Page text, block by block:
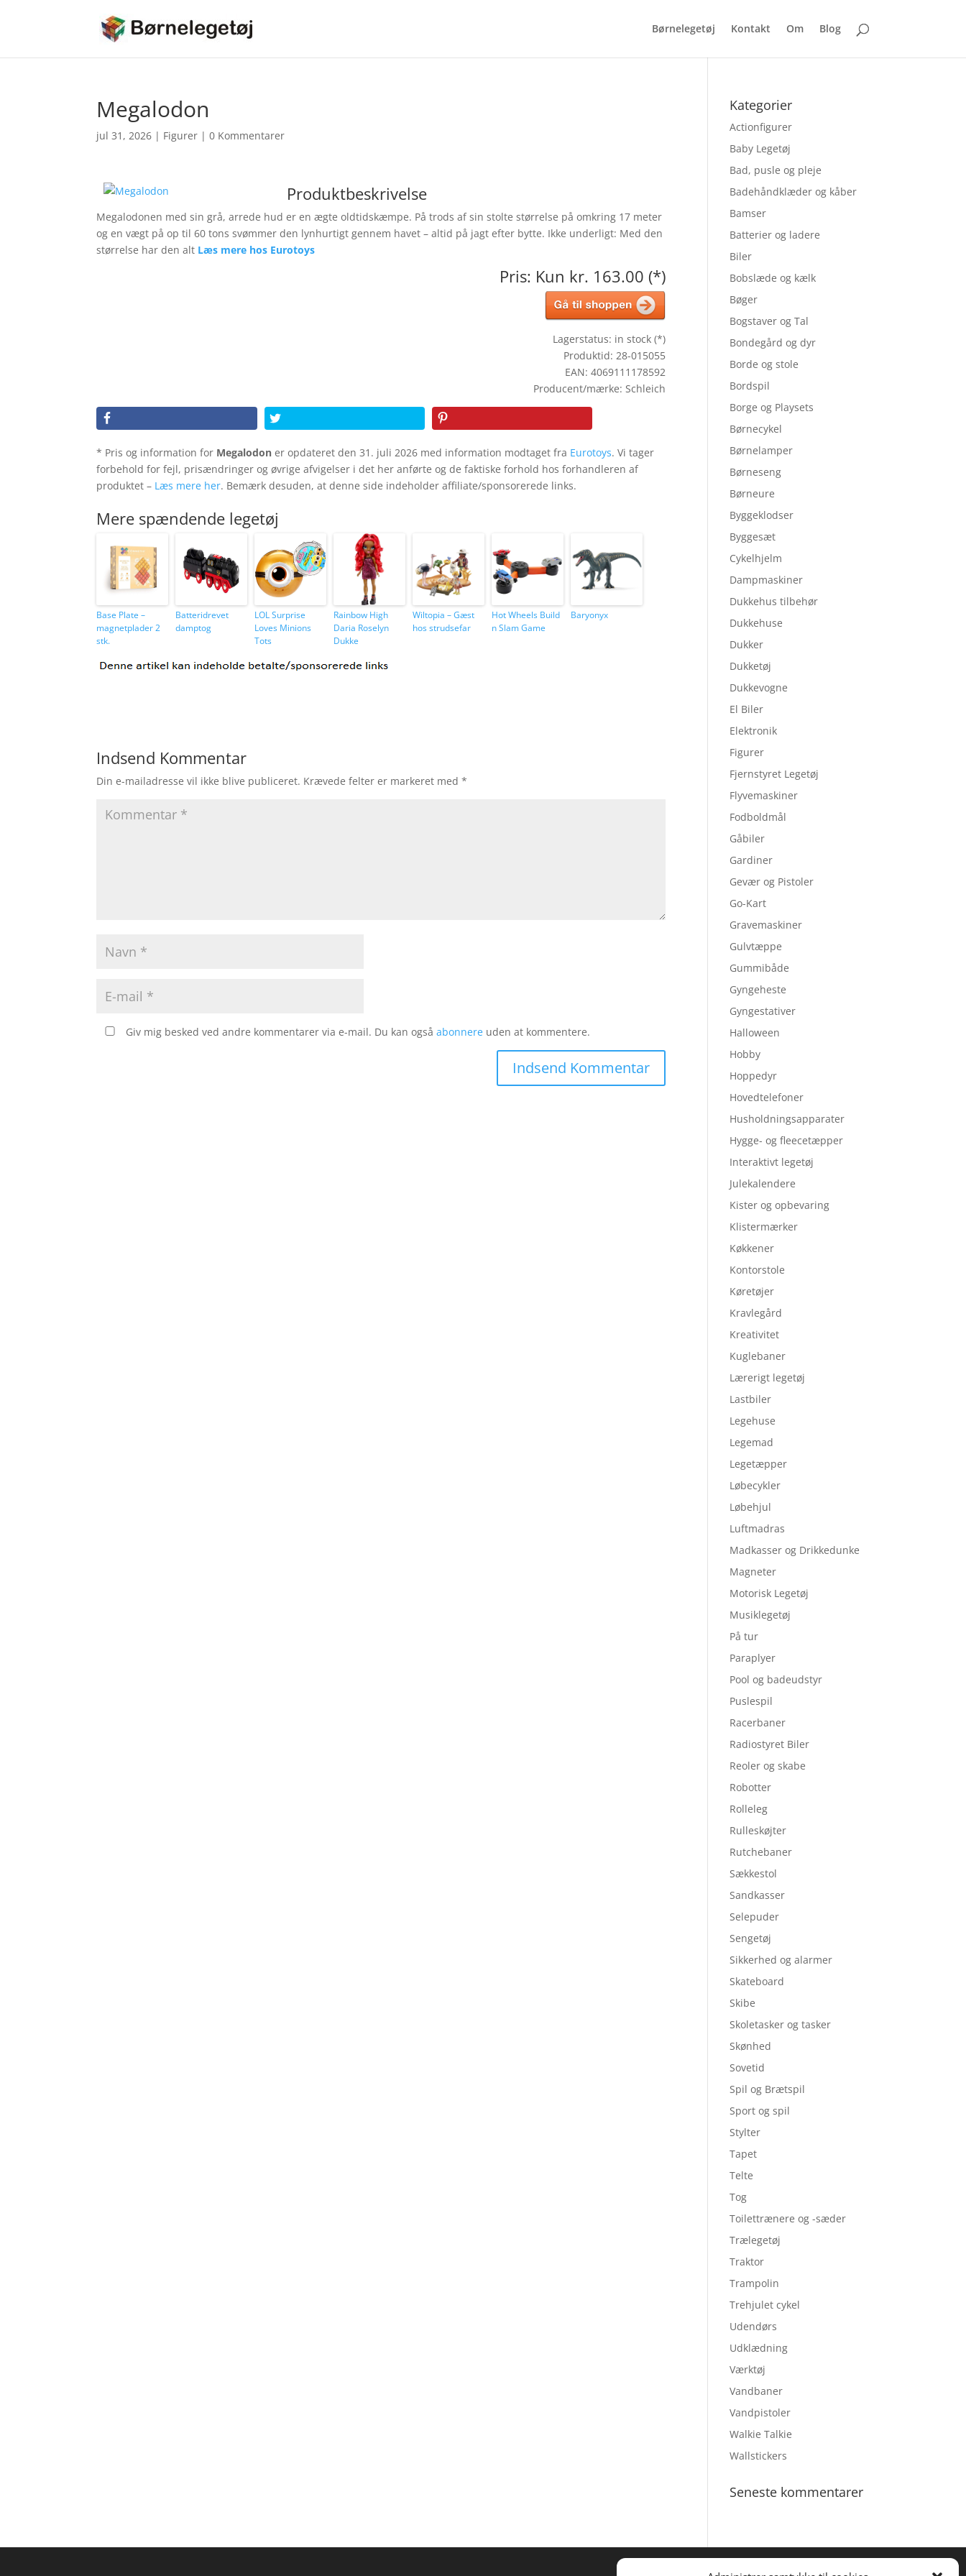
Børnelegetøj Kontakt Om Blog
Megalodon
jul 31, 2026 | Figurer |0 Kommentarer
Produktbeskrivelse
Megalodonen med sin grå, arrede hud er en ægte oldtidskæmpe. På trods af sin stolte størrelse på omkring 17 meter
og en vægt på op til 60 tons svømmer den lynhurtigt gennem havet – altid på jagt efter bytte. Ikke underligt: Med den
størrelse har den alt Læs mere hos Eurotoys
Pris: Kun kr. 163.00 (*)
Lagerstatus: in stock (*)
Produktid: 28-015055
EAN: 4069111178592
Producent/mærke: Schleich
* Pris og information for Megalodon er opdateret den 31. juli 2026 med information modtaget fra Eurotoys. Vi tager
forbehold for fejl, prisændringer og øvrige afvigelser i det her anførte og de faktiske forhold hos forhandleren af
produktet – Læs mere her. Bemærk desuden, at denne side indeholder affiliate/sponsorerede links.
Mere spændende legetøj
Base Plate –
magnetplader 2
stk.
Batteridrevet
damptog
LOL Surprise
Loves Minions
Tots
Rainbow High
Daria Roselyn
Dukke
Wiltopia – Gæst
hos strudsefar
Hot Wheels Build
n Slam Game
Baryonyx
Indsend Kommentar
Din e-mailadresse vil ikke blive publiceret. Krævede felter er markeret med*
Giv mig besked ved andre kommentarer via e-mail. Du kan ogsåabonnere uden at kommentere.
Kategorier
Actionfigurer
Baby Legetøj
Bad, pusle og pleje
Badehåndklæder og kåber
Bamser
Batterier og ladere
Biler
Bobslæde og kælk
Bøger
Bogstaver og Tal
Bondegård og dyr
Borde og stole
Bordspil
Borge og Playsets
Børnecykel
Børnelamper
Børneseng
Børneure
Byggeklodser
Byggesæt
Cykelhjelm
Dampmaskiner
Dukkehus tilbehør
Dukkehuse
Dukker
Dukketøj
Dukkevogne
El Biler
Elektronik
Figurer
Fjernstyret Legetøj
Flyvemaskiner
Fodboldmål
Gåbiler
Gardiner
Gevær og Pistoler
Go-Kart
Gravemaskiner
Gulvtæppe
Gummibåde
Gyngeheste
Gyngestativer
Halloween
Hobby
Hoppedyr
Hovedtelefoner
Husholdningsapparater
Hygge- og fleecetæpper
Interaktivt legetøj
Julekalendere
Kister og opbevaring
Klistermærker
Køkkener
Kontorstole
Køretøjer
Kravlegård
Kreativitet
Kuglebaner
Lærerigt legetøj
Lastbiler
Legehuse
Legemad
Legetæpper
Løbecykler
Løbehjul
Luftmadras
Madkasser og Drikkedunke
Magneter
Motorisk Legetøj
Musiklegetøj
På tur
Paraplyer
Pool og badeudstyr
Puslespil
Racerbaner
Radiostyret Biler
Reoler og skabe
Robotter
Rolleleg
Rulleskøjter
Rutchebaner
Sækkestol
Sandkasser
Selepuder
Sengetøj
Sikkerhed og alarmer
Skateboard
Skibe
Skoletasker og tasker
Skønhed
Sovetid
Spil og Brætspil
Sport og spil
Stylter
Tapet
Telte
Tog
Toilettrænere og -sæder
Trælegetøj
Traktor
Trampolin
Trehjulet cykel
Udendørs
Udklædning
Værktøj
Vandbaner
Vandpistoler
Walkie Talkie
Wallstickers
Seneste kommentarer